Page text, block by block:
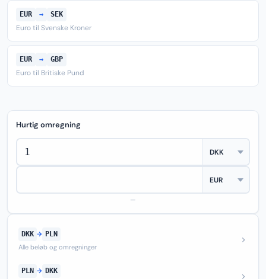
EUR → SEK
Euro til Svenske Kroner
EUR → GBP
Euro til Britiske Pund
Hurtig omregning
—
DKK → PLN
Alle beløb og omregninger
PLN → DKK